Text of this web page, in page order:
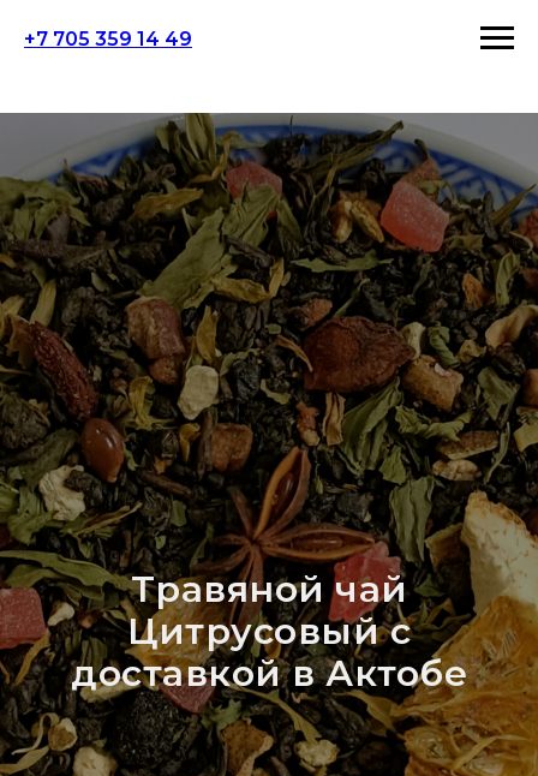
+7 705 359 14 49
Травяной чай
Цитрусовый с
доставкой в Актобе